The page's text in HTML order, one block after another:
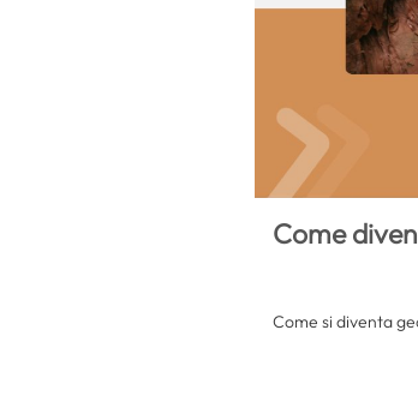
Come
Come si diventa